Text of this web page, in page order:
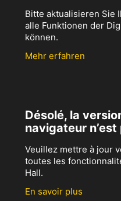
Bitte aktualisieren Sie
alle Funktionen der
können.
Mehr erfahren
Désolé, la
navigateur n’est
Veuillez mettre à jour
toutes les
Hall.
En savoir plus